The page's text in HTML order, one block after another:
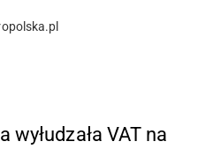
VAT na